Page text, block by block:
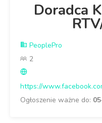
Doradca
PeoplePro
2
https://
Ogłoszenie ważne do: